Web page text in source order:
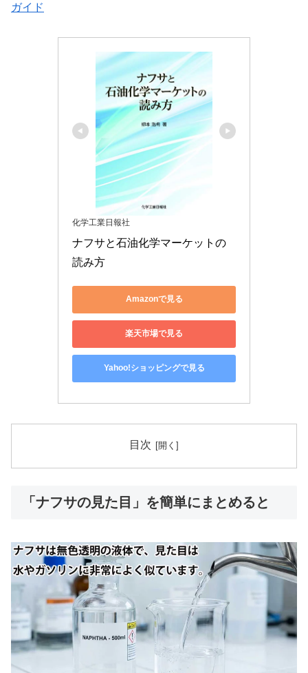
ガイド
化学工業日報社
ナフサと石油化学マーケットの
読み方
Amazonで見る
楽天市場で見る
Yahoo!ショッピングで見る
目次
「ナフサの見た目」を簡単にまとめると